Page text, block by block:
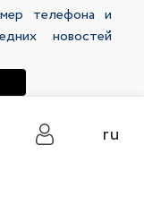
139 500 сум
ru
телефона и
новостей